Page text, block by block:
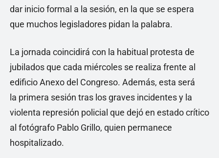
dar inicio formal a la sesión, en la que se espera
que muchos legisladores pidan la palabra.
La jornada coincidirá con la habitual protesta de
jubilados que cada miércoles se realiza frente al
edificio Anexo del Congreso. Además, esta será
la primera sesión tras los graves incidentes y la
violenta represión policial que dejó en estado crítico
al fotógrafo Pablo Grillo, quien permanece
hospitalizado.